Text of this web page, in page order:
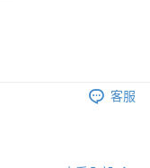
個工作天到店，3天內
客服